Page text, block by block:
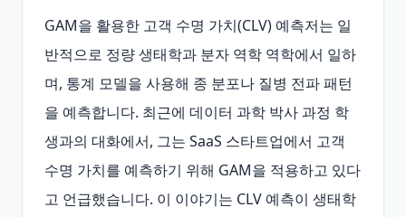
GAM을 활용한 고객 수명 가치(CLV) 예측저는 일
반적으로 정량 생태학과 분자 역학 역학에서 일하
며, 통계 모델을 사용해 종 분포나 질병 전파 패턴
을 예측합니다. 최근에 데이터 과학 박사 과정 학
생과의 대화에서, 그는 SaaS 스타트업에서 고객
수명 가치를 예측하기 위해 GAM을 적용하고 있다
고 언급했습니다. 이 이야기는 CLV 예측이 생태학